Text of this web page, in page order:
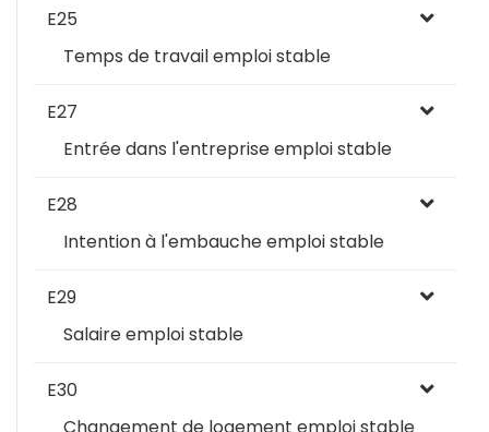
E25
Temps de travail emploi stable
E27
Entrée dans l'entreprise emploi stable
E28
Intention à l'embauche emploi stable
E29
Salaire emploi stable
E30
Changement de logement emploi stable